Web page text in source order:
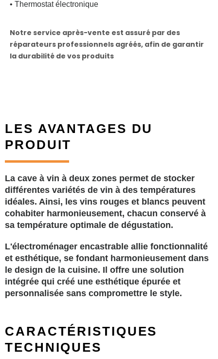
• Thermostat électronique
Notre service après-vente est assuré par des
réparateurs professionnels agréés, afin de garantir
la durabilité de vos produits
LES AVANTAGES DU
PRODUIT
La cave à vin à deux zones permet de stocker
différentes variétés de vin à des températures
idéales. Ainsi, les vins rouges et blancs peuvent
cohabiter harmonieusement, chacun conservé à
sa température optimale de dégustation.
L'électroménager encastrable allie fonctionnalité
et esthétique, se fondant harmonieusement dans
le design de la cuisine. Il offre une solution
intégrée qui créé une esthétique épurée et
personnalisée sans compromettre le style.
CARACTÉRISTIQUES
TECHNIQUES